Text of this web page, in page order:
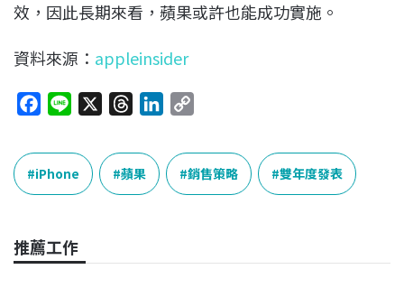
效，因此長期來看，蘋果或許也能成功實施。
資料來源： appleinsider
c
e
b
o
k
n
e
r
e
a
k
n
p
y
L
k
iPhone 蘋果 銷售策略 雙年度發表
推薦工作